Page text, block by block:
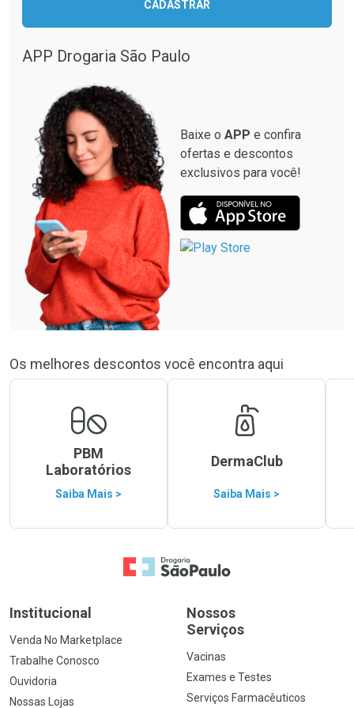
CADASTRAR
APP Drogaria São Paulo
Baixe o APP e confira
ofertas e descontos
exclusivos para você!
Os melhores descontos você encontra aqui
PBM
Laboratórios
Saiba Mais >
DermaClub
Saiba Mais >
Ir para a Home
Institucional
Venda No Marketplace
Trabalhe Conosco
Ouvidoria
Nossas Lojas
Nossos
Serviços
Vacinas
Exames e Testes
Serviços Farmacêuticos